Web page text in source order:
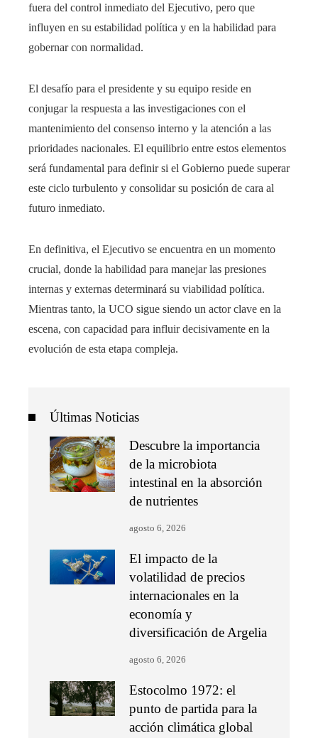
fuera del control inmediato del Ejecutivo, pero que
influyen en su estabilidad política y en la habilidad para
gobernar con normalidad.
El desafío para el presidente y su equipo reside en
conjugar la respuesta a las investigaciones con el
mantenimiento del consenso interno y la atención a las
prioridades nacionales. El equilibrio entre estos elementos
será fundamental para definir si el Gobierno puede superar
este ciclo turbulento y consolidar su posición de cara al
futuro inmediato.
En definitiva, el Ejecutivo se encuentra en un momento
crucial, donde la habilidad para manejar las presiones
internas y externas determinará su viabilidad política.
Mientras tanto, la UCO sigue siendo un actor clave en la
escena, con capacidad para influir decisivamente en la
evolución de esta etapa compleja.
Últimas Noticias
Descubre la importancia
de la microbiota
intestinal en la absorción
de nutrientes
agosto 6, 2026
El impacto de la
volatilidad de precios
internacionales en la
economía y
diversificación de Argelia
agosto 6, 2026
Estocolmo 1972: el
punto de partida para la
acción climática global